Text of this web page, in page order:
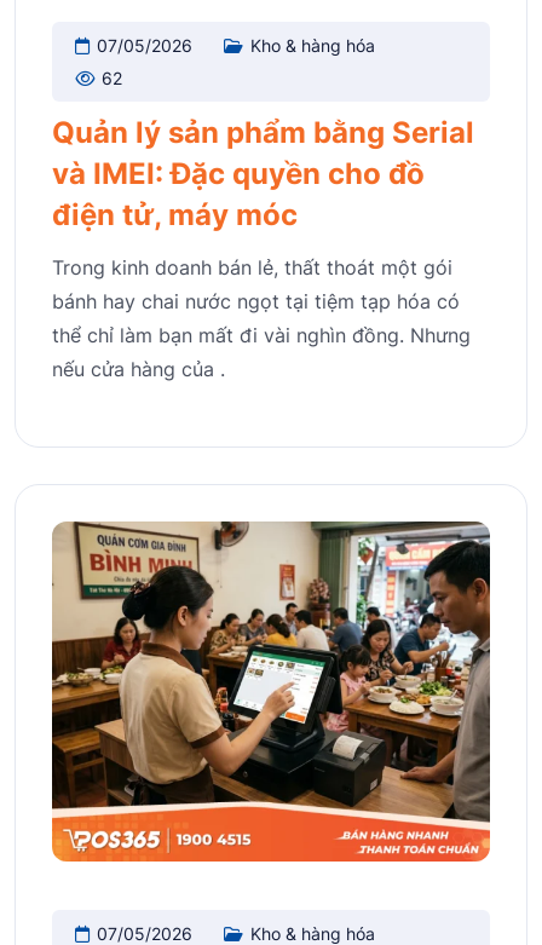
07/05/2026
Kho & hàng hóa
62
Quản lý sản phẩm bằng Serial
và IMEI: Đặc quyền cho đồ
điện tử, máy móc
Trong kinh doanh bán lẻ, thất thoát một gói
bánh hay chai nước ngọt tại tiệm tạp hóa có
thể chỉ làm bạn mất đi vài nghìn đồng. Nhưng
nếu cửa hàng của .
07/05/2026
Kho & hàng hóa